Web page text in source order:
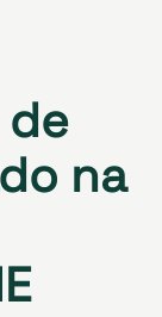
na